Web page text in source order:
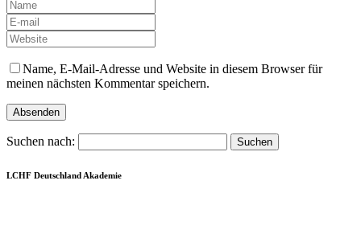
Name, E-Mail-Adresse und Website in diesem Browser für
meinen nächsten Kommentar speichern.
Suchen nach:
LCHF Deutschland Akademie